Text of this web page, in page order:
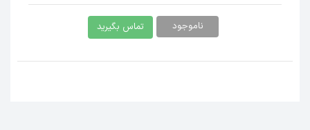
ناموجود تماس بگیرید